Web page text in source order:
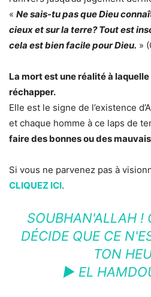
« Ne sais-tu pas que Dieu
cieux et sur la terre? Tout est
cela est bien facile pour Dieu. »
La mort est une réalité à
réchapper.
Elle est le signe de l’existence
et chaque homme à ce laps de
faire des bonnes ou des
Si vous ne parvenez pas à
CLIQUEZ ICI.
SOUBHAN'ALLAH !
DÉCIDE QUE CE
TON
► EL